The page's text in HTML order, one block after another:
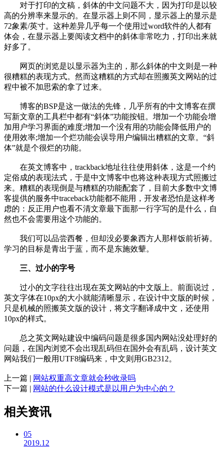
对于打印的文稿，斜体的中文问题不大，因为打印是以较
高的分辨率来显示的。在显示器上则不同，显示器上的显示是
72象素/英寸。这种差异几乎每一个使用过word软件的人都有
体会，在显示器上要阅读文档中的斜体非常吃力，打印出来就
好多了。
网页的浏览是以显示器为主的，那么斜体的中文则是一种
很糟糕的表现方式。然而这糟糕的方式却在照搬英文网站的过
程中被不加思索的拿了过来。
博客的BSP是这一做法的先锋，几乎所有的中文博客在撰
写新文章的工具栏中都有“斜体”功能按钮。增加一个功能会增
加用户学习界面的难度;增加一个没有用的功能会降低用户的
使用效率;增加一个烂功能会误导用户编辑出糟糕的文章。“斜
体”就是个很烂的功能。
在英文博客中，trackback地址往往使用斜体，这是一个约
定俗成的表现法式，于是中文博客中也将这种表现方式照搬过
来。糟糕的表现倒是与糟糕的功能配套了，目前大多数中文博
客提供的服务中traceback功能都不能用，开发者恐怕是这样考
虑的：反正用户也看不清文章最下面那一行字写的是什么，自
然也不会需要用这个功能的。
我们可以品尝西餐，但却没必要象西方人那样饭前祈祷。
学习的目标是青出于蓝，而不是东施效颦。
三、过小的字号
过小的文字往往出现在英文网站的中文版上。前面说过，
英文字体在10px的大小就能清晰显示，在设计中文版的时候，
只是机械的照搬英文版的设计，将文字翻译成中文，还使用
10px的样式。
总之英文网站建设中编码问题是很多国内网站没处理好的
问题，在国内浏览不会出现乱码但在国外会有乱码，设计英文
网站我们一般用UTF8编码来，中文则用GB2312。
上一篇 | 网站权重高文章就会秒收录吗
下一篇 | 网站的什么设计模式是以用户为中心的？
相关资讯
05
2019.12